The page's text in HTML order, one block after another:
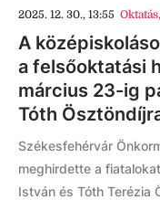
2025. 12. 30., 13:55 Oktatás,
A
a felsőoktatási
március 23-ig
Tóth
Székesfehérvár
meghirdette a
István és Tóth Terézia